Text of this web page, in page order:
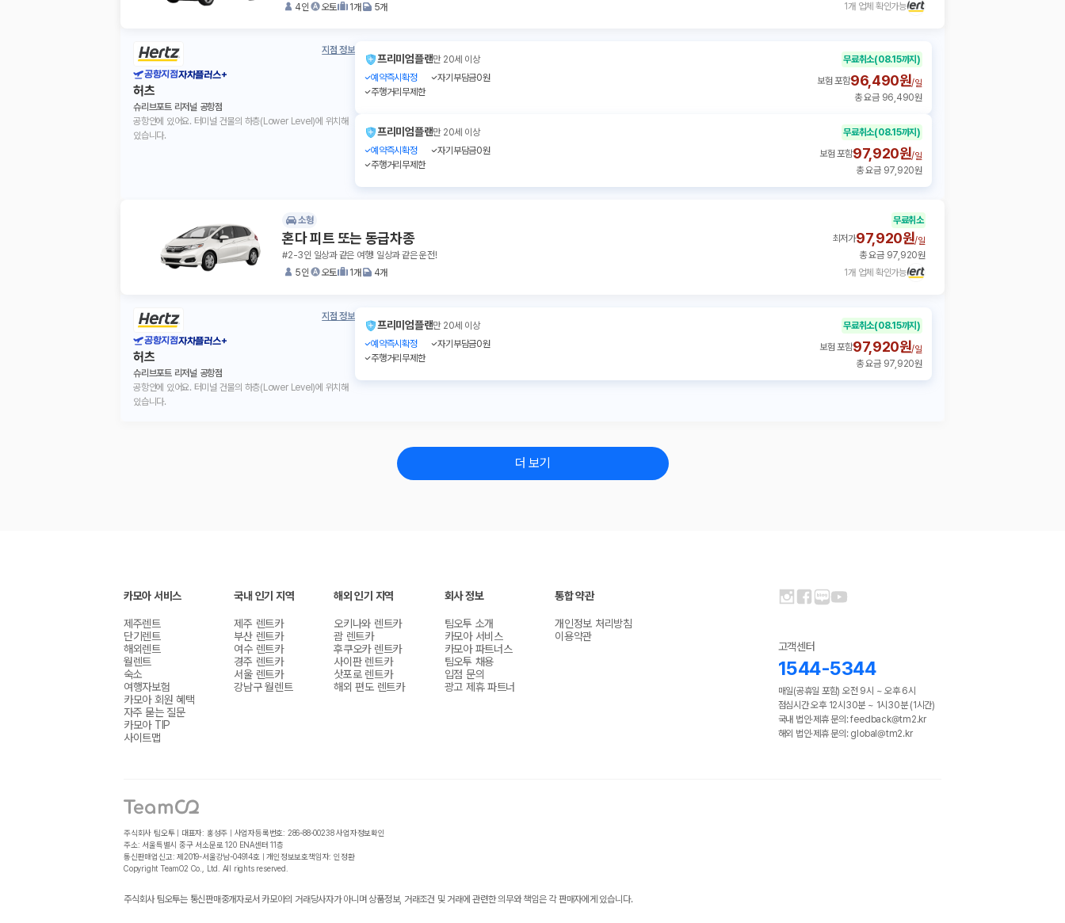
4인
오토 1개 5개 1개 업체 확인가능
지점 정보
공항지점자차플러스+
허츠
슈리브포트 리저널 공항점
공항안에 있어요. 터미널 건물의 하층(Lower Level)에 위치해
있습니다.
프리미엄플랜만 20세 이상 무료취소(08.15까지)
예약즉시확정
자기부담금0원
주행거리무제한
보험 포함96,490원/일
총 요금 96,490원
프리미엄플랜만 20세 이상 무료취소(08.15까지)
예약즉시확정
자기부담금0원
주행거리무제한
보험 포함97,920원/일
총 요금 97,920원
소형
혼다 피트 또는 동급차종
#2-3인 일상과 같은 여행! 일상과 같은 운전!
5인
오토 1개 4개 1개 업체 확인가능
무료취소
최저가97,920원/일
총 요금 97,920원
지점 정보
공항지점자차플러스+
허츠
슈리브포트 리저널 공항점
공항안에 있어요. 터미널 건물의 하층(Lower Level)에 위치해
있습니다.
프리미엄플랜만 20세 이상 무료취소(08.15까지)
예약즉시확정
자기부담금0원
주행거리무제한
보험 포함97,920원/일
총 요금 97,920원
더 보기
카모아 서비스
제주렌트
단기렌트
해외렌트
월렌트
숙소
여행자보험
카모아 회원 혜택
자주 묻는 질문
카모아 TIP
사이트맵
국내 인기 지역
제주 렌트카
부산 렌트카
여수 렌트카
경주 렌트카
서울 렌트카
강남구 월렌트
해외 인기 지역
오키나와 렌트카
괌 렌트카
후쿠오카 렌트카
사이판 렌트카
삿포로 렌트카
해외 편도 렌트카
회사 정보
팀오투 소개
카모아 서비스
카모아 파트너스
팀오투 채용
입점 문의
광고 제휴 파트너
통합 약관
개인정보 처리방침
이용약관
고객센터
1544-5344
매일(공휴일 포함) 오전 9시 ~ 오후 6시
점심시간 오후 12시30분 ~ 1시30분 (1시간)
국내 법인·제휴 문의: feedback@tm2.kr
해외 법인·제휴 문의: global@tm2.kr
주식회사 팀오투 | 대표자: 홍성주 | 사업자등록번호: 286-88-00238 사업자정보확인
주소: 서울특별시 중구 서소문로 120 ENA센터 11층
통신판매업신고: 제2019-서울강남-04914호 | 개인정보보호책임자: 인정환
Copyright TeamO2 Co., Ltd. All rights reserved.
주식회사 팀오투는 통신판매중개자로서 카모아의 거래당사자가 아니며 상품정보, 거래조건 및 거래에 관련한 의무와 책임은 각 판매자에게 있습니다.